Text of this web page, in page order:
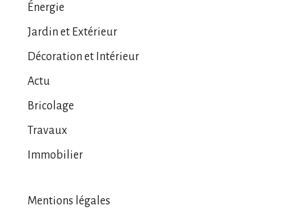
Énergie
Jardin et Extérieur
Décoration et Intérieur
Actu
Bricolage
Travaux
Immobilier
Mentions légales